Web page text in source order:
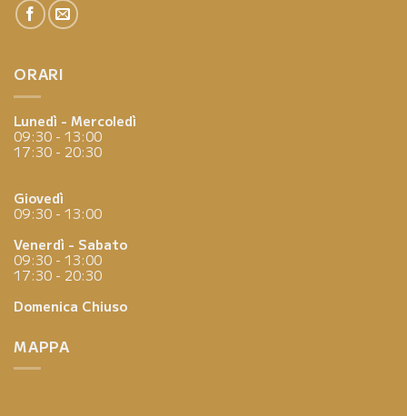
ORARI
Lunedì - Mercoledì
09:30 - 13:00
17:30 - 20:30
Giovedì
09:30 - 13:00
Venerdì - Sabato
09:30 - 13:00
17:30 - 20:30
Domenica Chiuso
MAPPA